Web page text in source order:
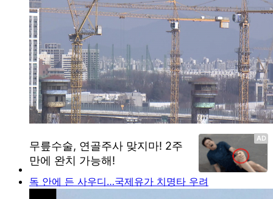
독 안에 든 사우디…국제유가 치명타 우려